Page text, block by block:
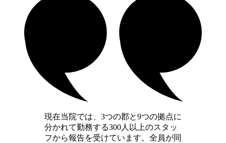
現在当院では、3つの郡と9つの拠点に
分かれて勤務する300人以上のスタッ
フから報告を受けています。全員が同